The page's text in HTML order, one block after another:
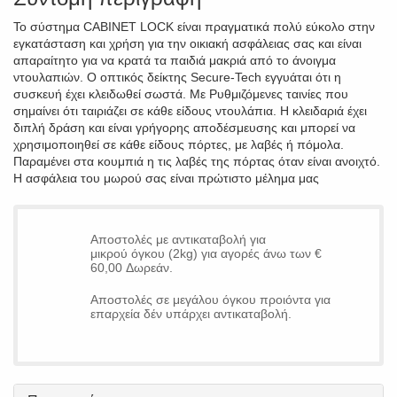
Το σύστημα CABINET LOCK είναι πραγματικά πολύ εύκολο στην
εγκατάσταση και χρήση για την οικιακή ασφάλειας σας και είναι
απαραίτητο για να κρατά τα παιδιά μακριά από το άνοιγμα
ντουλαπιών. Ο οπτικός δείκτης Secure-Tech εγγυάται ότι η
συσκευή έχει κλειδωθεί σωστά. Με Ρυθμιζόμενες ταινίες που
σημαίνει ότι ταιριάζει σε κάθε είδους ντουλάπια. Η κλειδαριά έχει
διπλή δράση και είναι γρήγορης αποδέσμευσης και μπορεί να
χρησιμοποιηθεί σε κάθε είδους πόρτες, με λαβές ή πόμολα.
Παραμένει στα κουμπιά η τις λαβές της πόρτας όταν είναι ανοιχτό.
Η ασφάλεια του μωρού σας είναι πρώτιστο μέλημα μας
Αποστολές με αντικαταβολή για
μικρού όγκου (2kg) για αγορές άνω των €
60,00 Δωρεάν.
Αποστολές σε μεγάλου όγκου προιόντα για
επαρχεία δέν υπάρχει αντικαταβολή.